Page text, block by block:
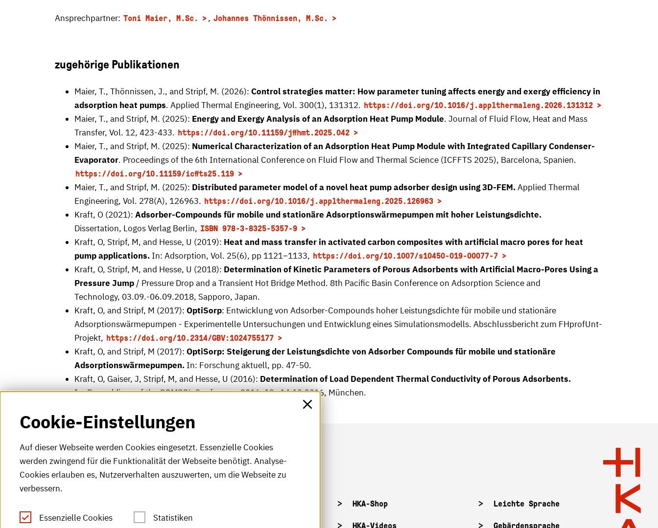
Ansprechpartner: Toni Maier, M.Sc. , Johannes Thönnissen, M.Sc.
zugehörige Publikationen
Maier, T., Thönnissen, J., and Stripf, M. (2026): Control strategies matter: How parameter tuning affects energy and exergy efficiency in
adsorption heat pumps. Applied Thermal Engineering, Vol. 300(1), 131312. https://doi.org/10.1016/j.applthermaleng.2026.131312
Maier, T., and Stripf, M. (2025): Energy and Exergy Analysis of an Adsorption Heat Pump Module. Journal of Fluid Flow, Heat and Mass
Transfer, Vol. 12, 423-433. https://doi.org/10.11159/jffhmt.2025.042
Maier, T., and Stripf, M. (2025): Numerical Characterization of an Adsorption Heat Pump Module with Integrated Capillary Condenser-
Evaporator. Proceedings of the 6th International Conference on Fluid Flow and Thermal Science (ICFFTS 2025), Barcelona, Spanien.
https://doi.org/10.11159/icffts25.119
Maier, T., and Stripf, M. (2025): Distributed parameter model of a novel heat pump adsorber design using 3D-FEM.Applied Thermal
Engineering, Vol. 278(A), 126963. https://doi.org/10.1016/j.applthermaleng.2025.126963
Kraft, O (2021): Adsorber-Compounds für mobile und stationäre Adsorptionswärmepumpen mit hoher Leistungsdichte.
Dissertation, Logos Verlag Berlin, ISBN 978-3-8325-5357-9
Kraft, O, Stripf, M, and Hesse, U (2019): Heat and mass transfer in activated carbon composites with artificial macro pores for heat
pump applications. In: Adsorption, Vol. 25(6), pp 1121–1133, https://doi.org/10.1007/s10450-019-00077-7
Kraft, O, Stripf, M, and Hesse, U (2018): Determination of Kinetic Parameters of Porous Adsorbents with Artificial Macro-Pores Using a
Pressure Jump / Pressure Drop and a Transient Hot Bridge Method. 8th Pacific Basin Conference on Adsorption Science and
Technology, 03.09.-06.09.2018, Sapporo, Japan.
Kraft, O, and Stripf, M (2017): OptiSorp: Entwicklung von Adsorber-Compounds hoher Leistungsdichte für mobile und stationäre
Adsorptionswärmepumpen - Experimentelle Untersuchungen und Entwicklung eines Simulationsmodells. Abschlussbericht zum FHprofUnt-
Projekt, https://doi.org/10.2314/GBV:1024755177
Kraft, O, and Stripf, M (2017): OptiSorp: Steigerung der Leistungsdichte von Adsorber Compounds für mobile und stationäre
Adsorptionswärmepumpen. In: Forschung aktuell, pp. 47-50.
Kraft, O, Gaiser, J, Stripf, M, and Hesse, U (2016): Determination of Load Dependent Thermal Conductivity of Porous Adsorbents.
In: Proceddings of the COMSOL Conference 2016, 12.-14.10.2016, München.
Fax: +49 (0)721 925-2000
HKA-Shop
HKA-Videos
Leichte Sprache
Gebärdensprache
Cookie-Einstellungen
Auf dieser Webseite werden Cookies eingesetzt. Essenzielle Cookies
werden zwingend für die Funktionalität der Webseite benötigt. Analyse-
Cookies erlauben es, Nutzerverhalten auszuwerten, um die Webseite zu
verbessern.
Essenzielle Cookies Statistiken